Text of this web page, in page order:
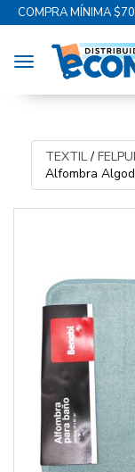
COMPRA MÍNIMA
Toggle navigation
TEXTIL/
Alfombra